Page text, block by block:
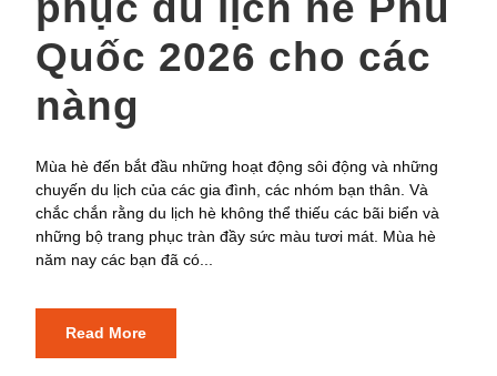
Quốc 2026 cho các
nàng
Mùa hè đến bắt đầu những hoạt động sôi động và những
chuyến du lịch của các gia đình, các nhóm bạn thân. Và
chắc chắn rằng du lịch hè không thể thiếu các bãi biển và
những bộ trang phục tràn đầy sức màu tươi mát. Mùa hè
năm nay các bạn đã có...
Read More